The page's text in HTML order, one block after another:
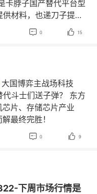
卡脖子国产替代平台型
材料，也递刀子提供
 0  15
大国博弈主战场科技
斗士们送子弹？ 东方
片、存储芯片产业
最终完胜！
 0  9
下周市场行情是